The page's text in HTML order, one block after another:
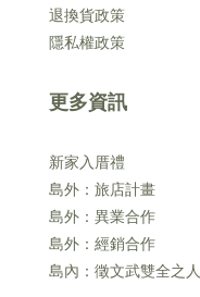
退換貨政策
隱私權政策
更多資訊
新家入厝禮
島外：旅店計畫
島外：異業合作
島外：經銷合作
島內：徵文武雙全之人